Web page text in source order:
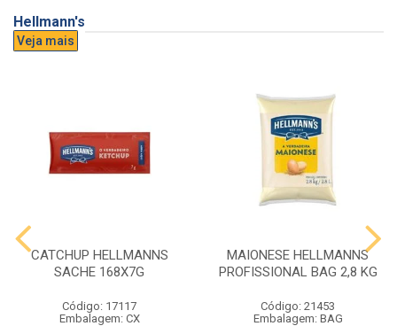
Hellmann's
Veja mais
CATCHUP HELLMANNS
SACHE 168X7G
Código: 17117
Embalagem: CX
MAIONESE HELLMANNS
PROFISSIONAL BAG 2,8 KG
Código: 21453
Embalagem: BAG